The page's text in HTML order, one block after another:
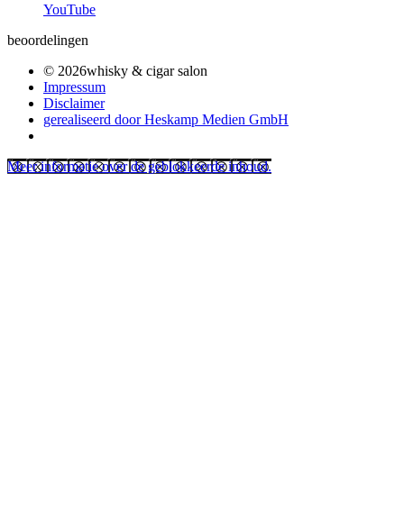
YouTube
beoordelingen
© 2026whisky & cigar salon
Impressum
Disclaimer
gerealiseerd door Heskamp Medien GmbH
Meer informatie over de geblokkeerde inhoud.